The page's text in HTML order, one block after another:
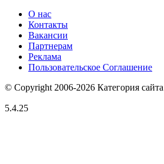
О нас
Контакты
Вакансии
Партнерам
Реклама
Пользовательское Соглашение
© Copyright 2006-2026 Категория
5.4.25